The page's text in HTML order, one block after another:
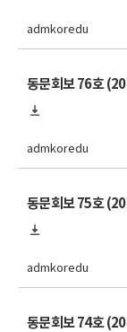
admkoredu
동문회보 76호
admkoredu
동문회보 75호
admkoredu
동문회보 74호